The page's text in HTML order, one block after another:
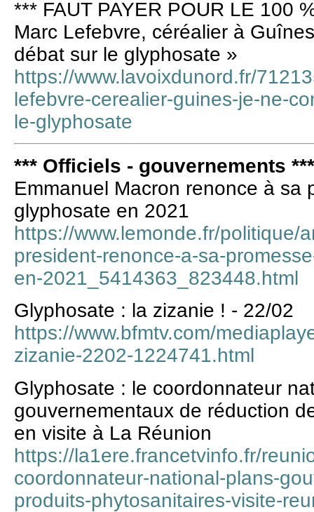
*** FAUT PAYER POUR LE 100
Marc Lefebvre, céréalier à
débat sur le glyphosate »
https://www.lavoixdunord.fr/
lefebvre-cerealier-guines-je-ne-
le-glyphosate
*** Officiels - gouvernements ***
Emmanuel Macron renonce à sa
glyphosate en 2021
https://www.lemonde.fr/politique/
president-renonce-a-sa-
en-2021_5414363_823448.html
Glyphosate : la zizanie ! - 22/02
https://www.bfmtv.com/
zizanie-2202-1224741.html
Glyphosate : le coordonnateur
gouvernementaux de réduction
en visite à La Réunion
https://la1ere.francetvinfo.fr/
coordonnateur-national-plans-
produits-phytosanitaires-visite-